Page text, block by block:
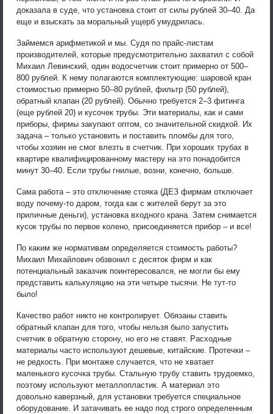
доказала в суде, что установка стоит от силы рублей 30–40. Да
еще и взыскать за моральный ущерб умудрилась.
Займемся арифметикой и мы. Судя по прайс-листам
производителей, которые предусмотрительно захватил с собой
Михаил Левинский, один водосчетчик стоит примерно от 500–
800 рублей. К нему полагаются комплектующие: шаровой кран
стоимостью примерно 50–80 рублей, фильтр (50 рублей),
обратный клапан (20 рублей). Обычно требуется 2–3 фитинга
(еще рублей 20) и кусочек трубы. Эти материалы, как и сами
приборы, фирмы закупают оптом, со значительной скидкой. Их
задача – только установить и поставить пломбы для того,
чтобы хозяин не смог влезть в счетчик. При хороших трубах в
квартире квалифицированному мастеру на это понадобится
минут 30–40. Если трубы гнилые, возни, конечно, больше.
Сама работа – это отключение стояка (ДЕЗ фирмам отключает
воду почему-то даром, тогда как с жителей берут за это
приличные деньги), установка входного крана. Затем снимается
кусок трубы по первое колено, присоединяется прибор – и все!
По каким же нормативам определяется стоимость работы?
Михаил Михайлович обзвонил с десяток фирм и как
потенциальный заказчик поинтересовался, не могли бы ему
представить калькуляцию на эти четыре тысячи. Не тут-то
было!
Качество работ никто не контролирует. Обязаны ставить
обратный клапан для того, чтобы нельзя было запустить
счетчик в обратную сторону, но его не ставят. Расходные
материалы часто используют дешевые, китайские. Протечки –
не редкость. При монтаже случается, что не хватает
маленького кусочка трубы. Стальную трубу ставить трудоемко,
поэтому используют металлопластик. А материал это
довольно каверзный, для установки требуется специальное
оборудование. И затачивать ее надо под строго определенным